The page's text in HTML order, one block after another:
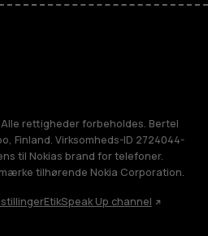
rettigheder forbeholdes. Bertel
Finland. Virksomheds-ID 2724044-
til Nokias brand for telefoner.
tilhørende Nokia Corporation.
EtikSpeak Up channel